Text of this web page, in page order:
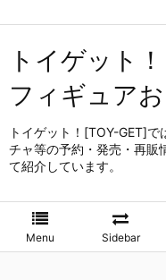
トイゲット
フィギュア
トイゲット！[TOY-GET]
チャ等の予約・発売・再販
て紹介しています。
Menu Sidebar